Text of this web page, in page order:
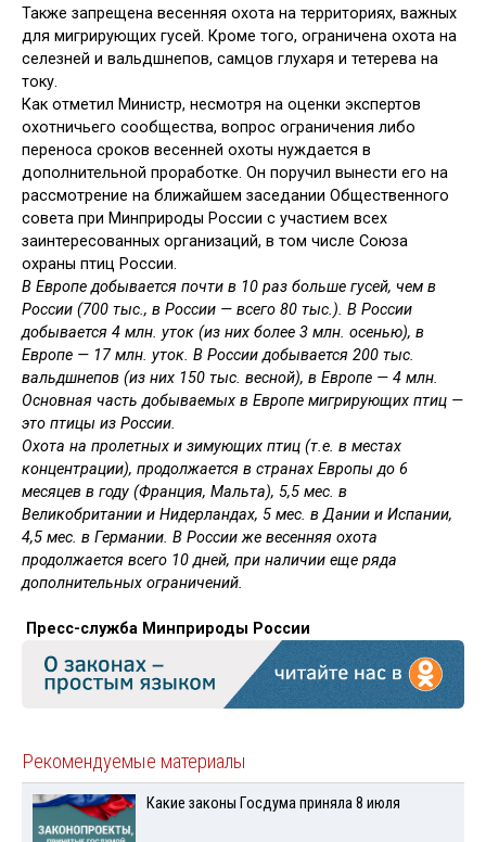
Также запрещена весенняя охота на территориях, важных
для мигрирующих гусей. Кроме того, ограничена охота на
селезней и вальдшнепов, самцов глухаря и тетерева на
току.
Как отметил Министр, несмотря на оценки экспертов
охотничьего сообщества, вопрос ограничения либо
переноса сроков весенней охоты нуждается в
дополнительной проработке. Он поручил вынести его на
рассмотрение на ближайшем заседании Общественного
совета при Минприроды России с участием всех
заинтересованных организаций, в том числе Союза
охраны птиц России.
В Европе добывается почти в 10 раз больше гусей, чем в
России (700 тыс., в России — всего 80 тыс.). В России
добывается 4 млн. уток (из них более 3 млн. осенью), в
Европе — 17 млн. уток. В России добывается 200 тыс.
вальдшнепов (из них 150 тыс. весной), в Европе — 4 млн.
Основная часть добываемых в Европе мигрирующих птиц —
это птицы из России.
Охота на пролетных и зимующих птиц (т.е. в местах
концентрации), продолжается в странах Европы до 6
месяцев в году (Франция, Мальта), 5,5 мес. в
Великобритании и Нидерландах, 5 мес. в Дании и Испании,
4,5 мес. в Германии. В России же весенняя охота
продолжается всего 10 дней, при наличии еще ряда
дополнительных ограничений.
Пресс-служба Минприроды России
Рекомендуемые материалы
Какие законы Госдума приняла 8 июля